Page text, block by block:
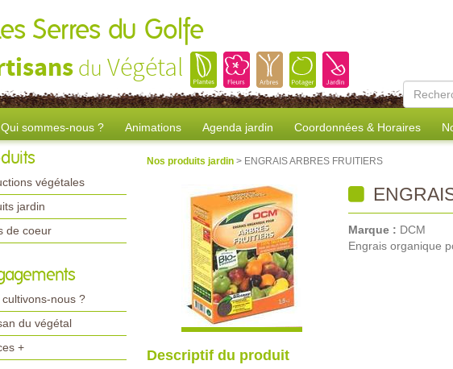
Serres du Golfe
du Végétal
Qui sommes-nous ? Animations Agenda jardin Coordonnées & Horaires
végétales
jardin
de coeur
nous ?
du végétal
+
Nos produits jardin > ENGRAIS ARBRES FRUITIERS
Marque : DCM
Engrais organique
Descriptif du produit